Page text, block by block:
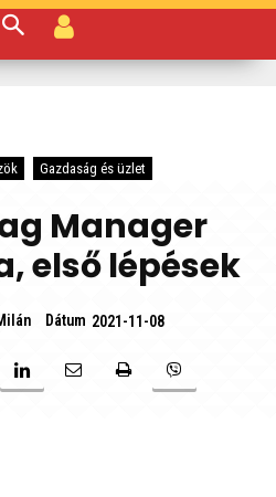
Gazdaság és üzlet
Manager
első lépések
Dátum 2021-11-08